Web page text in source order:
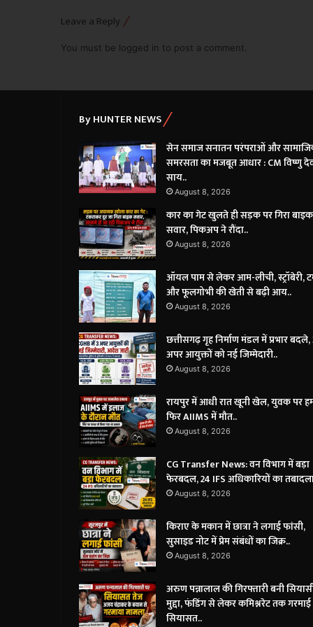
Leave a Reply
You must be logged in to post a comment.
By HUNTER NEWS
सेन समाज सनातन परंपराओं और
समरसता का मजबूत आधार : CM विष्णु
साय..
August 8, 2026
कार का गेट खुलते ही सड़क पर गिरा बाइक
सवार, पिकअप ने रौंदा..
August 8, 2026
ऑयल पाम से लेकर आम-लीची, स्ट्रॉबेरी,
और फूलगोभी की खेती से बढ़ी आय..
August 8, 2026
छत्तीसगढ़ गृह निर्माण मंडल में प्रभार बदले,
अपर आयुक्तों को नई जिम्मेदारी..
August 8, 2026
रायपुर में आधी रात खूनी खेल, युवक पर
फिर AIIMS में मौत..
August 8, 2026
CG Transfer News: वन विभाग में बड़ा
फेरबदल, 24 IFS अधिकारियों का
August 8, 2026
किराए के मकान में छात्रा ने लगाई फांसी,
सुसाइड नोट में प्रेम संबंधों का जिक्र..
August 8, 2026
अरुण पन्नालाल की गिरफ्तारी बनी
मुद्दा, फंडिंग से लेकर कमिश्नरेट तक गरमाई
सियासत..